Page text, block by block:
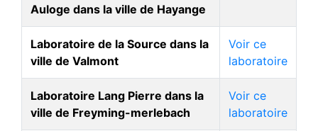
Auloge dans la ville de Hayange
Laboratoire de la Source dans la
ville de Valmont
Voir ce
laboratoire
Laboratoire Lang Pierre dans la
ville de Freyming-merlebach
Voir ce
laboratoire